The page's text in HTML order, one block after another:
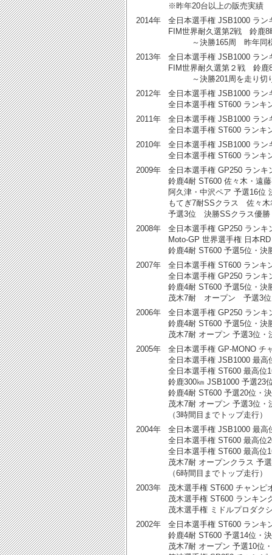
※昨年20台以上の販売実績
2014年
全日本選手権 JSB1000 ラ
FIM世界耐久選第2戦 鈴鹿8
～決勝165周 昨年同様
2013年
全日本選手権 JSB1000 ラ
FIM世界耐久選第２戦 鈴鹿
～決勝201周を走り切り
2012年
全日本選手権 JSB1000 ラン
全日本選手権 ST600 ランキ
2011年
全日本選手権 JSB1000 ラン
全日本選手権 ST600 ランキ
2010年
全日本選手権 JSB1000 ラ
全日本選手権 ST600 ランキ
2009年
全日本選手権 GP250 ランキ
鈴鹿4耐 ST600 佐々木・遠
阿久津・中沢ペア 予選16位
もてぎ7耐SSクラス 佐々木
予選3位 決勝SSクラス優勝
2008年
全日本選手権 GP250 ランキ
Moto-GP 世界選手権 日本
鈴鹿4耐 ST600 予選5位・決
2007年
全日本選手権 ST600 ランキ
全日本選手権 GP250 ランキ
鈴鹿4耐 ST600 予選5位・決
茂木7耐 オープン 予選3
2006年
全日本選手権 GP250 ランキ
鈴鹿4耐 ST600 予選5位・決
茂木7耐 オープン 予選3位
2005年
全日本選手権 GP-MONO チ
全日本選手権 JSB1000 最高
全日本選手権 ST600 最高位
鈴鹿300㎞ JSB1000 予選23
鈴鹿4耐 ST600 予選20位・
茂木7耐 オープン 予選3位
（3時間目までトップ走行）
2004年
全日本選手権 JSB1000 最高
全日本選手権 ST600 最高位
全日本選手権 ST600 最高位
茂木7耐 オープンクラス 予
（6時間目までトップ走行）
2003年
茂木選手権 ST600 チャンピ
茂木選手権 ST600 ランキン
茂木選手権 ミドルプロダク
2002年
全日本選手権 ST600 ランキ
鈴鹿4耐 ST600 予選14位・
茂木7耐 オープン 予選10位